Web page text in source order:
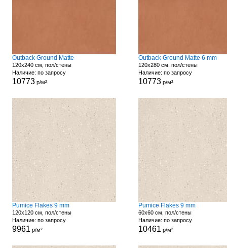
Outback Ground Matte
120x240 см, пол/стены
Наличие: по запросу
10773р/м²
Outback Ground Matte 6 mm
120x280 см, пол/стены
Наличие: по запросу
10773р/м²
Pumice Flakes 9 mm
120x120 см, пол/стены
Наличие: по запросу
9961 р/м²
Pumice Flakes 9 mm
60x60 см, пол/стены
Наличие: по запросу
10461 р/м²